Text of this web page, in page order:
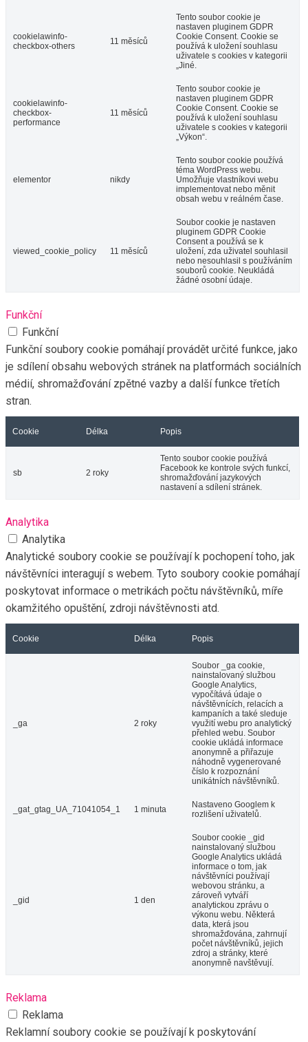
cookielawinfo-
checkbox-others
11 měsíců
Tento soubor cookie je
nastaven pluginem GDPR
Cookie Consent. Cookie se
používá k uložení souhlasu
uživatele s cookies v kategorii
„Jiné.
cookielawinfo-
checkbox-
performance
11 měsíců
Tento soubor cookie je
nastaven pluginem GDPR
Cookie Consent. Cookie se
používá k uložení souhlasu
uživatele s cookies v kategorii
„Výkon“.
elementor nikdy
Tento soubor cookie používá
téma WordPress webu.
Umožňuje vlastníkovi webu
implementovat nebo měnit
obsah webu v reálném čase.
viewed_cookie_policy 11 měsíců
Soubor cookie je nastaven
pluginem GDPR Cookie
Consent a používá se k
uložení, zda uživatel souhlasil
nebo nesouhlasil s používáním
souborů cookie. Neukládá
žádné osobní údaje.
Funkční
Funkční
Funkční soubory cookie pomáhají provádět určité funkce, jako
je sdílení obsahu webových stránek na platformách sociálních
médií, shromažďování zpětné vazby a další funkce třetích
stran.
Cookie Délka Popis
sb 2 roky
Tento soubor cookie používá
Facebook ke kontrole svých funkcí,
shromažďování jazykových
nastavení a sdílení stránek.
Analytika
Analytika
Analytické soubory cookie se používají k pochopení toho, jak
návštěvníci interagují s webem. Tyto soubory cookie pomáhají
poskytovat informace o metrikách počtu návštěvníků, míře
okamžitého opuštění, zdroji návštěvnosti atd.
Cookie Délka Popis
_ga 2 roky
Soubor _ga cookie,
nainstalovaný službou
Google Analytics,
vypočítává údaje o
návštěvnících, relacích a
kampaních a také sleduje
využití webu pro analytický
přehled webu. Soubor
cookie ukládá informace
anonymně a přiřazuje
náhodně vygenerované
číslo k rozpoznání
unikátních návštěvníků.
_gat_gtag_UA_71041054_1 1 minuta
Nastaveno Googlem k
rozlišení uživatelů.
_gid 1 den
Soubor cookie _gid
nainstalovaný službou
Google Analytics ukládá
informace o tom, jak
návštěvníci používají
webovou stránku, a
zároveň vytváří
analytickou zprávu o
výkonu webu. Některá
data, která jsou
shromažďována, zahrnují
počet návštěvníků, jejich
zdroj a stránky, které
anonymně navštěvují.
Reklama
Reklama
Reklamní soubory cookie se používají k poskytování